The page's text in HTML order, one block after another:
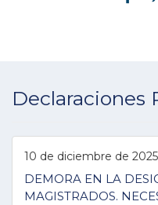
Declaraciones
10 de diciembre de 2025
DEMORA EN LA
MAGISTRADOS.